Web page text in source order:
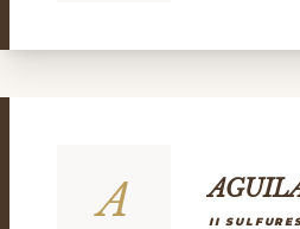
A II